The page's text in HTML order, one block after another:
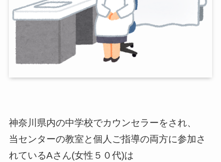
神奈川県内の中学校でカウンセラーをされ、
当センターの教室と個人ご指導の両方に参加さ
れているAさん(女性５０代)は